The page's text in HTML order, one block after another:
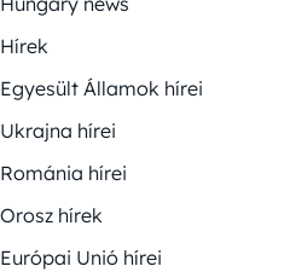
Hírek
Egyesült Államok hírei
Ukrajna hírei
Románia hírei
Orosz hírek
Európai Unió hírei